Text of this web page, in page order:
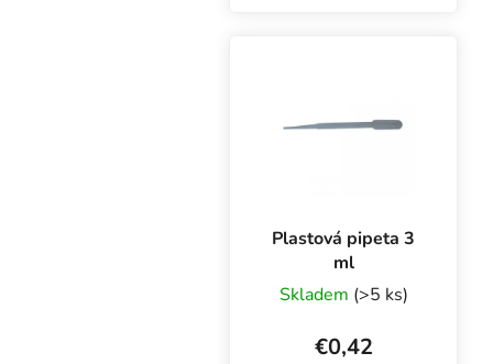
Plastová pipeta 3
ml
Skladem (>5 ks)
€0,42